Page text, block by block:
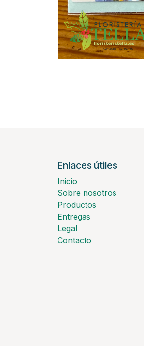
Enlaces útiles
Inicio
Sobre nosotros
Productos
Entregas
Legal
Contacto